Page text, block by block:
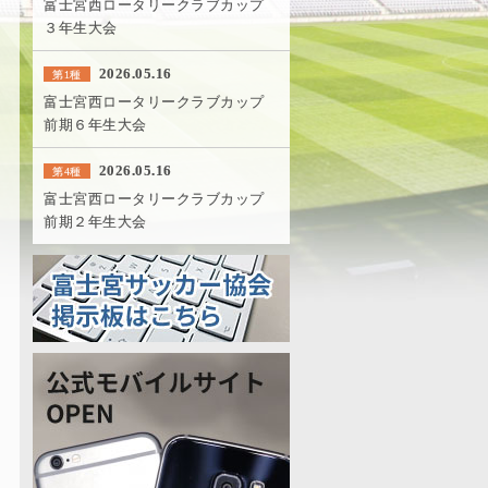
富士宮西ロータリークラブカップ
３年生大会
第1種
2026.05.16
富士宮西ロータリークラブカップ
前期６年生大会
第4種
2026.05.16
富士宮西ロータリークラブカップ
前期２年生大会